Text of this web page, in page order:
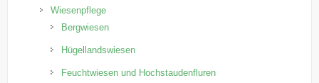
Wiesenpflege
Bergwiesen
Hügellandswiesen
Feuchtwiesen und Hochstaudenfluren